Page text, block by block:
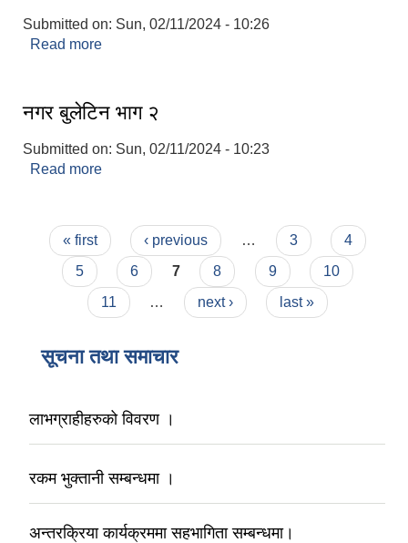
Submitted on: Sun, 02/11/2024 - 10:26
Read more
नगर बुलेटिन भाग २
Submitted on: Sun, 02/11/2024 - 10:23
Read more
Pages
« first ‹ previous … 3
4
5
6 7 8 9
10
11
… next › last »
सूचना तथा समाचार
लाभग्राहीहरुको विवरण ।
रकम भुक्तानी सम्बन्धमा ।
अन्तरक्रिया कार्यक्रममा सहभागिता सम्बन्धमा।